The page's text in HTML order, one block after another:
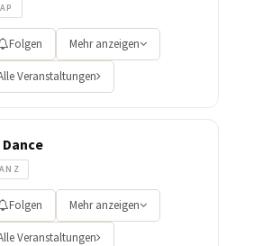
Folgen Mehr anzeigen
Veranstaltungen
Dance
Folgen Mehr anzeigen
Veranstaltungen